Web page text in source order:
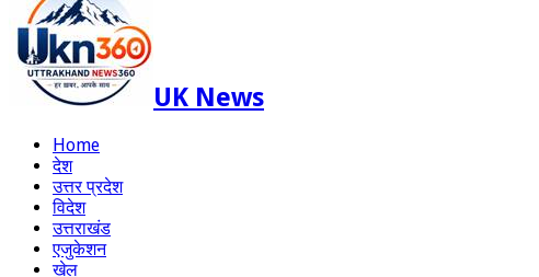
UK News
Home
देश
उत्तर प्रदेश
विदेश
उत्तराखंड
एजुकेशन
खेल